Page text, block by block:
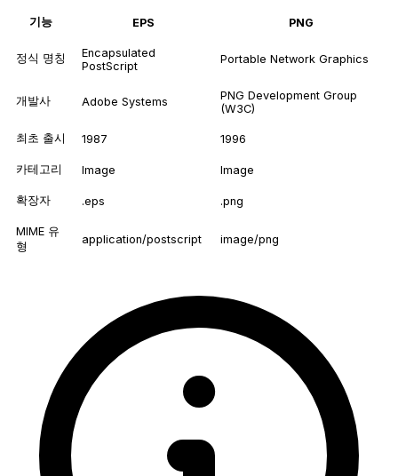
기능 EPS PNG
정식 명칭
Encapsulated
PostScript
Portable Network Graphics
개발사 Adobe Systems
PNG Development Group
(W3C)
최초 출시 1987 1996
카테고리 Image Image
확장자 .eps .png
MIME 유
형
application/postscript image/png